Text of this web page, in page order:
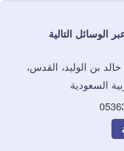
الوسائل التالية
خالد بن الوليد، القدس،
السعودية